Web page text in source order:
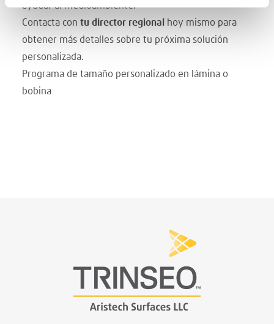
ayudar al medioambiente.
Contacta con tu director regional
hoy mismo para
obtener más detalles sobre tu próxima solución
personalizada.
Programa de tamaño personalizado en lámina o
bobina